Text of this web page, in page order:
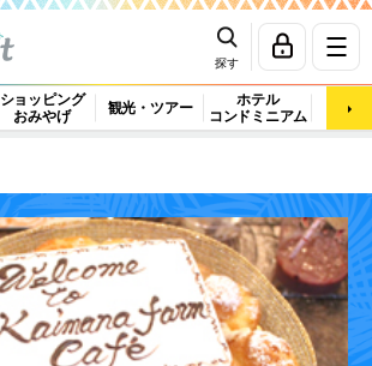
探す
ショッピング
おみやげ
観光・ツアー
ホテル
コンドミニアム
マッ